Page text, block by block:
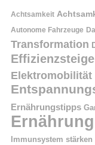
Achtsamkeit
Autonome Fahrzeuge
Transformation
Elektromobilität
Ernährungstipps
Ernährung
Immunsystem stärken